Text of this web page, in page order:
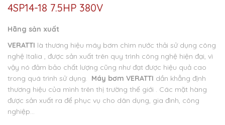
4SP14-18 7.5HP 380V
Hãng sản xuất
VERATTI là thương hiệu máy bơm chìm nước thải sử dụng công
nghệ Italia , được sản xuất trên quy trình công nghệ hiện đại, vì
vậy nó đảm bảo chất lượng cũng như đạt được hiệu quả cao
trong quá trình sử dụng. Máy bơm VERATTI dần khẳng định
thương hiệu của mình trên thị trường thế giới . Các mặt hàng
được sản xuất ra để phục vụ cho dân dụng, gia đình, công
nghiệp…